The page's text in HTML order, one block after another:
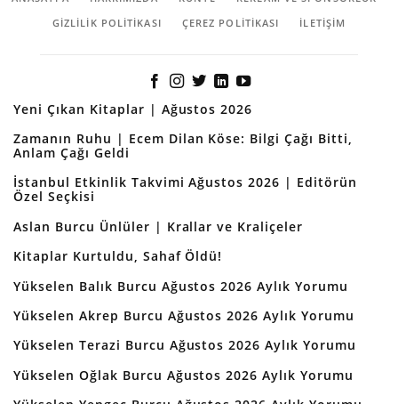
GIZLILIK POLITIKASI
ÇEREZ POLITIKASI İLETİŞİM
Yeni Çıkan Kitaplar | Ağustos 2026
Zamanın Ruhu | Ecem Dilan Köse: Bilgi Çağı Bitti,
Anlam Çağı Geldi
İstanbul Etkinlik Takvimi Ağustos 2026 | Editörün
Özel Seçkisi
Aslan Burcu Ünlüler | Krallar ve Kraliçeler
Kitaplar Kurtuldu, Sahaf Öldü!
Yükselen Balık Burcu Ağustos 2026 Aylık Yorumu
Yükselen Akrep Burcu Ağustos 2026 Aylık Yorumu
Yükselen Terazi Burcu Ağustos 2026 Aylık Yorumu
Yükselen Oğlak Burcu Ağustos 2026 Aylık Yorumu